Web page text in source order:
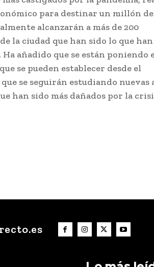
para destinar un millón de
alcanzarán a más de 200
la ciudad que han sido lo que han
añadido que se están poniendo
se pueden establecer desde el
se seguirán estudiando nuevas
han sido más dañados por la